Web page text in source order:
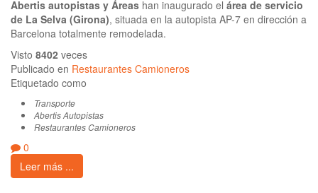
Abertis autopistas y Áreas han inaugurado el área de servicio
de La Selva (Girona), situada en la autopista AP-7 en dirección a
Barcelona totalmente remodelada.
Visto 8402 veces
Publicado en Restaurantes Camioneros
Etiquetado como
Transporte
Abertis Autopistas
Restaurantes Camioneros
0
Leer más ...